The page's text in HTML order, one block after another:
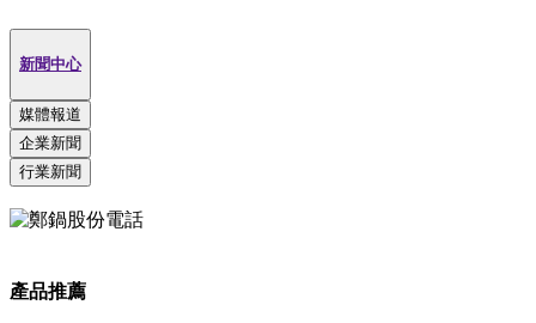
新聞中心
媒體報道
企業新聞
行業新聞
產品推薦